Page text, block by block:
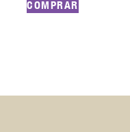
COMPRAR